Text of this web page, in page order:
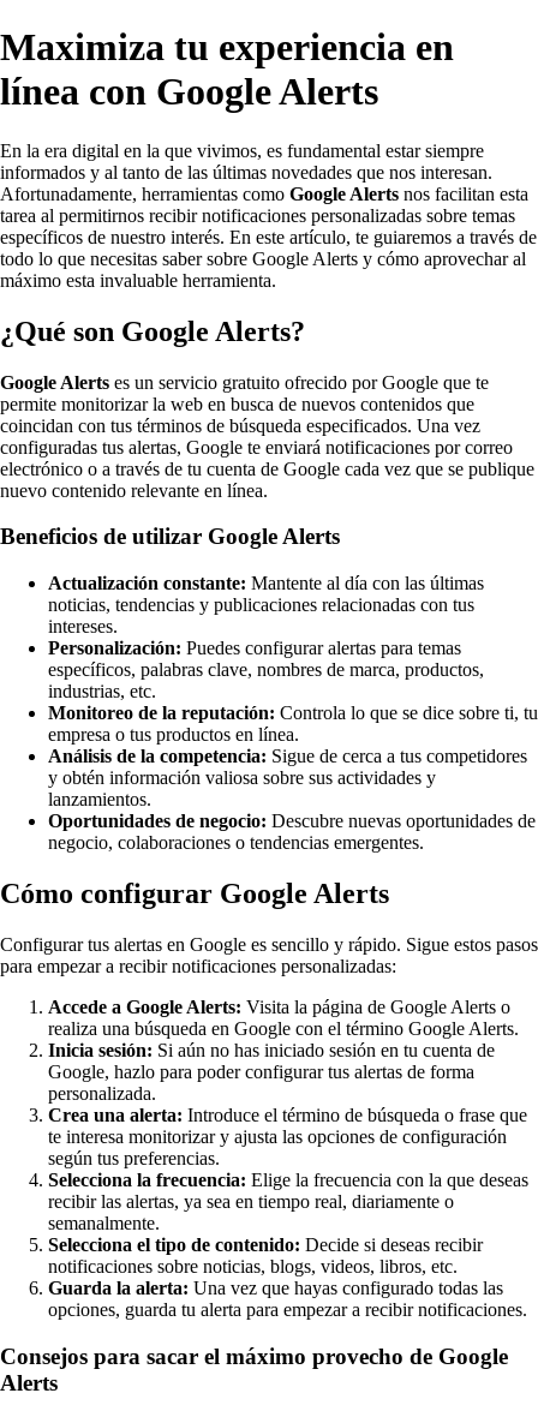
Maximiza tu experiencia en
línea con Google Alerts
En la era digital en la que vivimos, es fundamental estar siempre
informados y al tanto de las últimas novedades que nos interesan.
Afortunadamente, herramientas como Google Alerts nos facilitan esta
tarea al permitirnos recibir notificaciones personalizadas sobre temas
específicos de nuestro interés. En este artículo, te guiaremos a través de
todo lo que necesitas saber sobre Google Alerts y cómo aprovechar al
máximo esta invaluable herramienta.
¿Qué son Google Alerts?
Google Alerts es un servicio gratuito ofrecido por Google que te
permite monitorizar la web en busca de nuevos contenidos que
coincidan con tus términos de búsqueda especificados. Una vez
configuradas tus alertas, Google te enviará notificaciones por correo
electrónico o a través de tu cuenta de Google cada vez que se publique
nuevo contenido relevante en línea.
Beneficios de utilizar Google Alerts
Actualización constante: Mantente al día con las últimas
noticias, tendencias y publicaciones relacionadas con tus
intereses.
Personalización: Puedes configurar alertas para temas
específicos, palabras clave, nombres de marca, productos,
industrias, etc.
Monitoreo de la reputación: Controla lo que se dice sobre ti, tu
empresa o tus productos en línea.
Análisis de la competencia: Sigue de cerca a tus competidores
y obtén información valiosa sobre sus actividades y
lanzamientos.
Oportunidades de negocio: Descubre nuevas oportunidades de
negocio, colaboraciones o tendencias emergentes.
Cómo configurar Google Alerts
Configurar tus alertas en Google es sencillo y rápido. Sigue estos pasos
para empezar a recibir notificaciones personalizadas:
Accede a Google Alerts: Visita la página de Google Alerts o
realiza una búsqueda en Google con el término Google Alerts.
Inicia sesión: Si aún no has iniciado sesión en tu cuenta de
Google, hazlo para poder configurar tus alertas de forma
personalizada.
Crea una alerta: Introduce el término de búsqueda o frase que
te interesa monitorizar y ajusta las opciones de configuración
según tus preferencias.
Selecciona la frecuencia: Elige la frecuencia con la que deseas
recibir las alertas, ya sea en tiempo real, diariamente o
semanalmente.
Selecciona el tipo de contenido: Decide si deseas recibir
notificaciones sobre noticias, blogs, videos, libros, etc.
Guarda la alerta: Una vez que hayas configurado todas las
opciones, guarda tu alerta para empezar a recibir notificaciones.
Consejos para sacar el máximo provecho de Google
Alerts